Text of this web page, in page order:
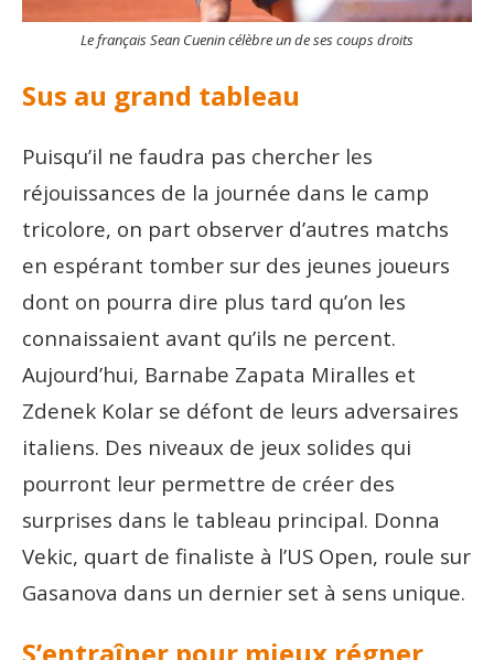
Le français Sean Cuenin célèbre un de ses coups droits
Sus au grand tableau
Puisqu’il ne faudra pas chercher les
réjouissances de la journée dans le camp
tricolore, on part observer d’autres matchs
en espérant tomber sur des jeunes joueurs
dont on pourra dire plus tard qu’on les
connaissaient avant qu’ils ne percent.
Aujourd’hui, Barnabe Zapata Miralles et
Zdenek Kolar se défont de leurs adversaires
italiens. Des niveaux de jeux solides qui
pourront leur permettre de créer des
surprises dans le tableau principal. Donna
Vekic, quart de finaliste à l’US Open, roule sur
Gasanova dans un dernier set à sens unique.
S’entraîner pour mieux régner